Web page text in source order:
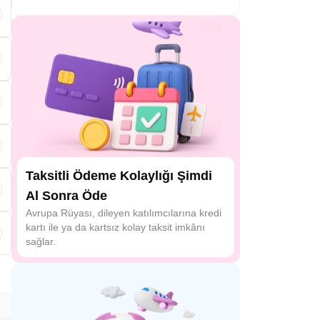
Taksitli Ödeme Kolaylığı Şimdi
Al Sonra Öde
Avrupa Rüyası, dileyen katılımcılarına kredi
kartı ile ya da kartsız kolay taksit imkânı
sağlar.